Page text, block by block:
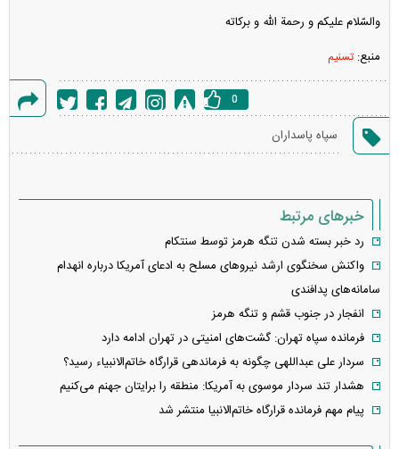
والسّلام علیکم و رحمة اللّه و برکاته
منبع: تسنیم
خطا
0
سپاه پاسداران
خبرهای مرتبط
رد خبر بسته شدن تنگه هرمز توسط سنتکام
واکنش سخنگوی ارشد نیروهای مسلح به ادعای آمریکا درباره انهدام
سامانه‌های پدافندی
انفجار در جنوب قشم و تنگه هرمز
فرمانده سپاه تهران: گشت‌های امنیتی در تهران ادامه دارد
سردار علی عبداللهی چگونه به فرماندهی قرارگاه خاتم‌الانبیاء رسید؟
هشدار تند سردار موسوی به آمریکا: منطقه را برایتان جهنم می‌کنیم
پیام مهم فرمانده قرارگاه خاتم‌الانبیا منتشر شد